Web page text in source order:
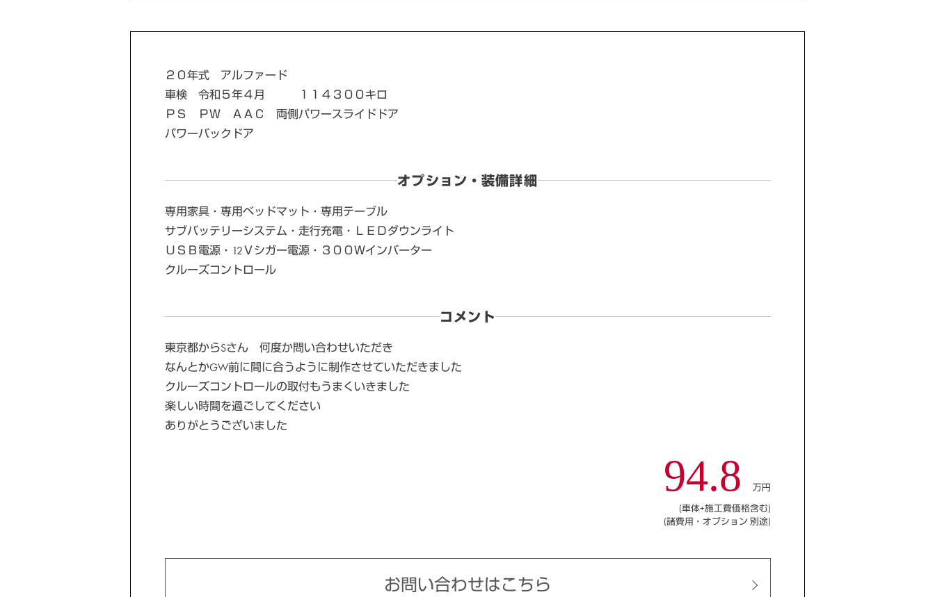
２０年式 アルファード
車検 令和５年４月 １１４３００キロ
ＰＳ ＰＷ ＡＡＣ 両側パワースライドドア
パワーバックドア
オプション・装備詳細
専用家具・専用ベッドマット・専用テーブル
サブバッテリーシステム・走行充電・ＬＥＤダウンライト
ＵＳＢ電源・12Ｖシガー電源・３００Ｗインバーター
クルーズコントロール
コメント
東京都からSさん 何度か問い合わせいただき
なんとかGW前に間に合うように制作させていただきました
クルーズコントロールの取付もうまくいきました
楽しい時間を過ごしてください
ありがとうございました
94.8
万円
(車体+施工費価格含む)
(諸費用・オプション 別途)
お問い合わせはこちら